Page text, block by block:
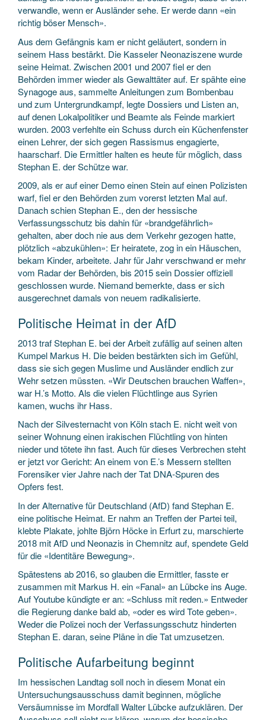
verwandle, wenn er Ausländer sehe. Er werde dann «ein
richtig böser Mensch».
Aus dem Gefängnis kam er nicht geläutert, sondern in
seinem Hass bestärkt. Die Kasseler Neonaziszene wurde
seine Heimat. Zwischen 2001 und 2007 fiel er den
Behörden immer wieder als Gewalttäter auf. Er spähte eine
Synagoge aus, sammelte Anleitungen zum Bombenbau
und zum Untergrundkampf, legte Dossiers und Listen an,
auf denen Lokalpolitiker und Beamte als Feinde markiert
wurden. 2003 verfehlte ein Schuss durch ein Küchenfenster
einen Lehrer, der sich gegen Rassismus engagierte,
haarscharf. Die Ermittler halten es heute für möglich, dass
Stephan E. der Schütze war.
2009, als er auf einer Demo einen Stein auf einen Polizisten
warf, fiel er den Behörden zum vorerst letzten Mal auf.
Danach schien Stephan E., den der hessische
Verfassungsschutz bis dahin für «brandgefährlich»
gehalten, aber doch nie aus dem Verkehr gezogen hatte,
plötzlich «abzukühlen»: Er heiratete, zog in ein Häuschen,
bekam Kinder, arbeitete. Jahr für Jahr verschwand er mehr
vom Radar der Behörden, bis 2015 sein Dossier offiziell
geschlossen wurde. Niemand bemerkte, dass er sich
ausgerechnet damals von neuem radikalisierte.
Politische Heimat in der AfD
2013 traf Stephan E. bei der Arbeit zufällig auf seinen alten
Kumpel Markus H. Die beiden bestärkten sich im Gefühl,
dass sie sich gegen Muslime und Ausländer endlich zur
Wehr setzen müssten. «Wir Deutschen brauchen Waffen»,
war H.’s Motto. Als die vielen Flüchtlinge aus Syrien
kamen, wuchs ihr Hass.
Nach der Silvesternacht von Köln stach E. nicht weit von
seiner Wohnung einen irakischen Flüchtling von hinten
nieder und tötete ihn fast. Auch für dieses Verbrechen steht
er jetzt vor Gericht: An einem von E.’s Messern stellten
Forensiker vier Jahre nach der Tat DNA-Spuren des
Opfers fest.
In der Alternative für Deutschland (AfD) fand Stephan E.
eine politische Heimat. Er nahm an Treffen der Partei teil,
klebte Plakate, johlte Björn Höcke in Erfurt zu, marschierte
2018 mit AfD und Neonazis in Chemnitz auf, spendete Geld
für die «Identitäre Bewegung».
Spätestens ab 2016, so glauben die Ermittler, fasste er
zusammen mit Markus H. ein «Fanal» an Lübcke ins Auge.
Auf Youtube kündigte er an: «Schluss mit reden.» Entweder
die Regierung danke bald ab, «oder es wird Tote geben».
Weder die Polizei noch der Verfassungsschutz hinderten
Stephan E. daran, seine Pläne in die Tat umzusetzen.
Politische Aufarbeitung beginnt
Im hessischen Landtag soll noch in diesem Monat ein
Untersuchungsausschuss damit beginnen, mögliche
Versäumnisse im Mordfall Walter Lübcke aufzuklären. Der